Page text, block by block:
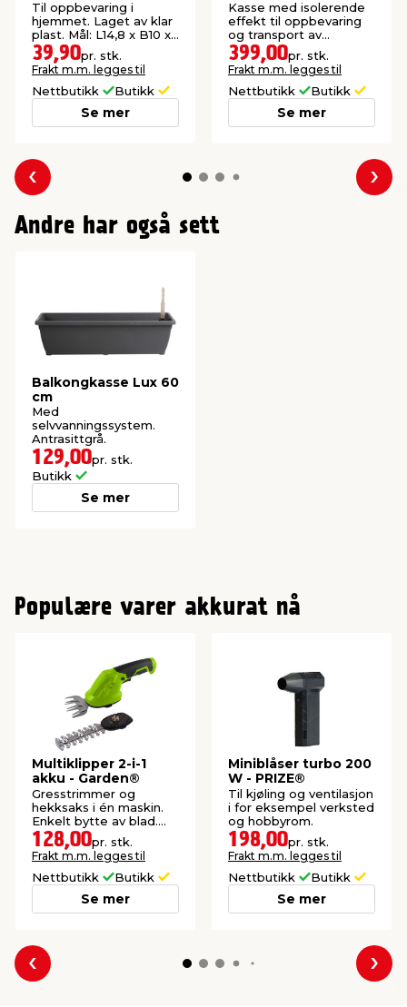
BoxOne
Til oppbevaring i
hjemmet. Laget av klar
plast. Mål: L14,8 x B10 x
H8,3 cm.
39,90pr. stk.
Frakt m.m. legges til
Nettbutikk Butikk
Se mer
sammenleggbar 38,5
liter
Kasse med isolerende
effekt til oppbevaring
og transport av
innpakkede matvarer.
399,00pr. stk.
Frakt m.m. legges til
Nettbutikk Butikk
Se mer
Forrige
Andre har også sett
Balkongkasse Lux 60
cm
Med
selvvanningssystem.
Antrasittgrå.
129,00pr. stk.
Butikk
Se mer
Populære varer akkurat nå
Multiklipper 2-i-1
akku - Garden®
Gresstrimmer og
hekksaks i én maskin.
Enkelt bytte av blad.
Inkludert batteri og
lader.
128,00pr. stk.
Frakt m.m. legges til
Nettbutikk Butikk
Se mer
Miniblåser turbo 200
W - PRIZE®
Til kjøling og ventilasjon
i for eksempel verksted
og hobbyrom.
198,00pr. stk.
Frakt m.m. legges til
Nettbutikk Butikk
Se mer
Forrige